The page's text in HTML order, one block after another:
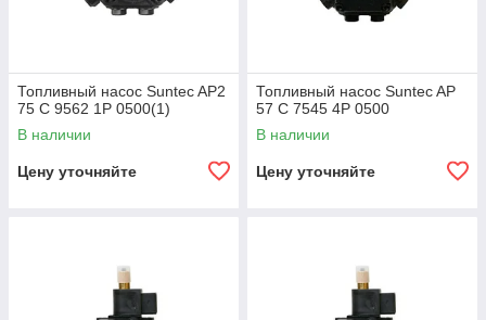
Топливный насос Suntec AP2
75 C 9562 1P 0500(1)
В наличии
Цену уточняйте
Топливный насос Suntec AP
57 C 7545 4P 0500
В наличии
Цену уточняйте